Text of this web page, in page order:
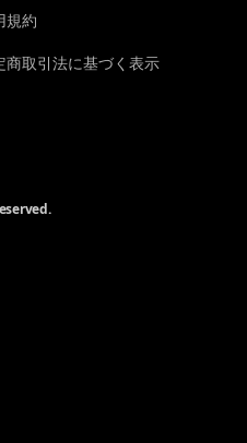
規約
商取引法に基づく表示